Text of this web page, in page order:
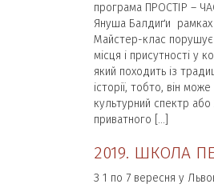
програма ПРОСТІР –
Януша Балдиґи
Майстер-клас
місця і присутності у
який походить із
історії, тобто, він
культурний спектр
приватного […]
2019. ШКОЛА
З 1 по 7 вересня у